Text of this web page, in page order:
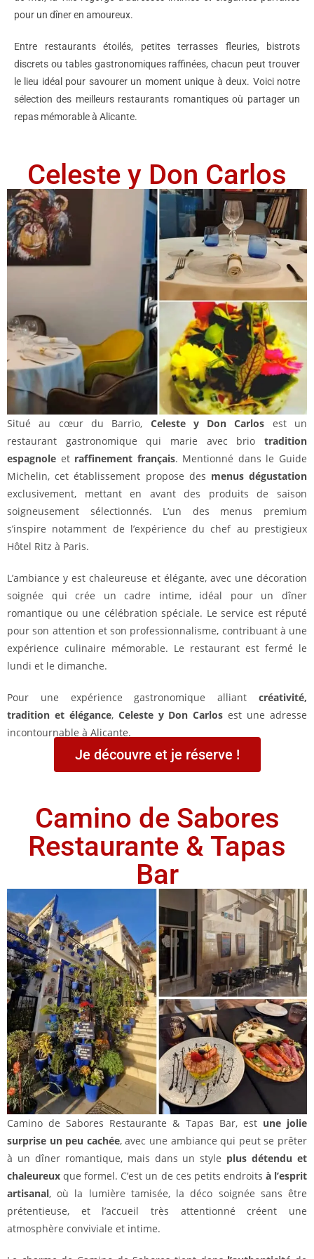
pour un dîner en amoureux.
Entre restaurants étoilés, petites terrasses fleuries, bistrots
discrets ou tables gastronomiques raffinées, chacun peut trouver
le lieu idéal pour savourer un moment unique à deux. Voici notre
sélection des meilleurs restaurants romantiques où partager un
repas mémorable à Alicante.
Celeste y Don Carlos
Situé au cœur du Barrio, Celeste y Don Carlos est un
restaurant gastronomique qui marie avec brio tradition
espagnole et raffinement français. Mentionné dans le Guide
Michelin, cet établissement propose des menus dégustation
exclusivement, mettant en avant des produits de saison
soigneusement sélectionnés. L’un des menus premium
s’inspire notamment de l’expérience du chef au prestigieux
Hôtel Ritz à Paris.
L’ambiance y est chaleureuse et élégante, avec une décoration
soignée qui crée un cadre intime, idéal pour un dîner
romantique ou une célébration spéciale. Le service est réputé
pour son attention et son professionnalisme, contribuant à une
expérience culinaire mémorable.​ Le restaurant est fermé le
lundi et le dimanche.
Pour une expérience gastronomique alliant créativité,
tradition et élégance, Celeste y Don Carlos est une adresse
incontournable à Alicante.​
Je découvre et je réserve !
Camino de Sabores
Restaurante & Tapas
Bar
Camino de Sabores Restaurante & Tapas Bar, est une jolie
surprise un peu cachée, avec une ambiance qui peut se prêter
à un dîner romantique, mais dans un style plus détendu et
chaleureux que formel. C’est un de ces petits endroits à l’esprit
artisanal, où la lumière tamisée, la déco soignée sans être
prétentieuse, et l’accueil très attentionné créent une
atmosphère conviviale et intime.